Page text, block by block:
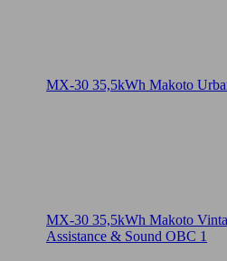
MX-30 35,5kWh Makoto
MX-30 35,5kWh Makoto
Assistance & Sound OBC 1